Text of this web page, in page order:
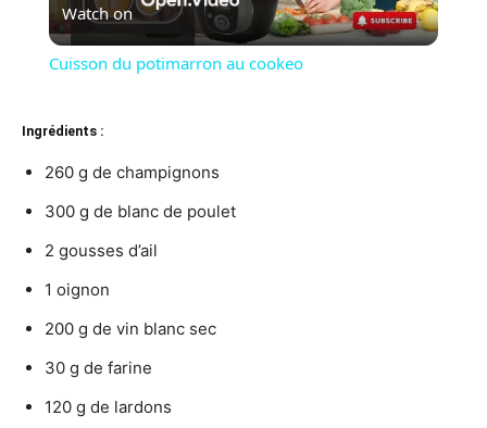
Video
Watch on
Cuisson du potimarron au cookeo
Ingrédients :
260 g de champignons
300 g de blanc de poulet
2 gousses d’ail
1 oignon
200 g de vin blanc sec
30 g de farine
120 g de lardons